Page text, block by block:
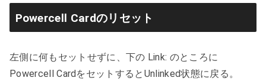
Powercell Cardのリセット
左側に何もセットせずに、下の Link: のところに
Powercell CardをセットするとUnlinked状態に戻る。